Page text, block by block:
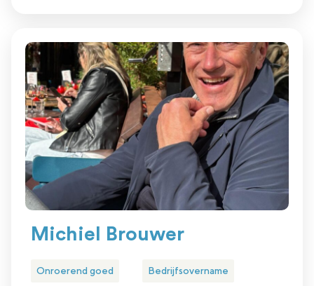
Michiel Brouwer
Onroerend goed Bedrijfsovername